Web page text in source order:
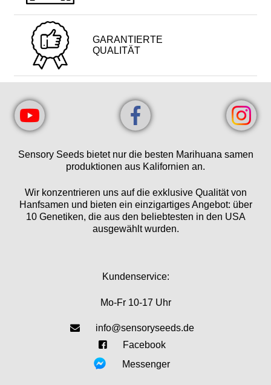
GARANTIERTE
QUALITÄT
Sensory Seeds bietet nur die besten Marihuana samen
produktionen aus Kalifornien an.
Wir konzentrieren uns auf die exklusive Qualität von
Hanfsamen und bieten ein einzigartiges Angebot: über
10 Genetiken, die aus den beliebtesten in den USA
ausgewählt wurden.
Kundenservice:
Mo-Fr 10-17 Uhr
info@sensoryseeds.de
Facebook
Messenger